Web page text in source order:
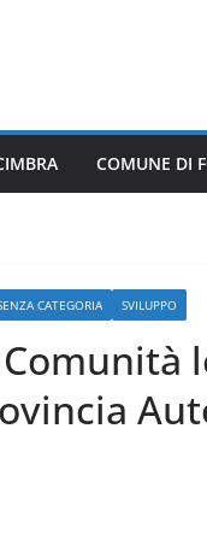
COMUNE DI
CATEGORIA SVILUPPO